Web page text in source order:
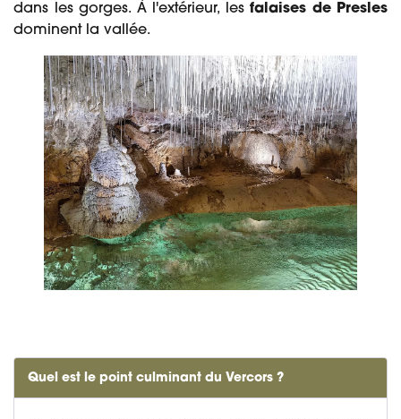
dans les gorges. À l'extérieur, les falaises de Presles
dominent la vallée.
Quel est le point culminant du Vercors ?